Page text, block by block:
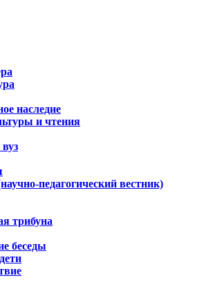
наследие
и чтения
педагогический вестник)
трибуна
беседы